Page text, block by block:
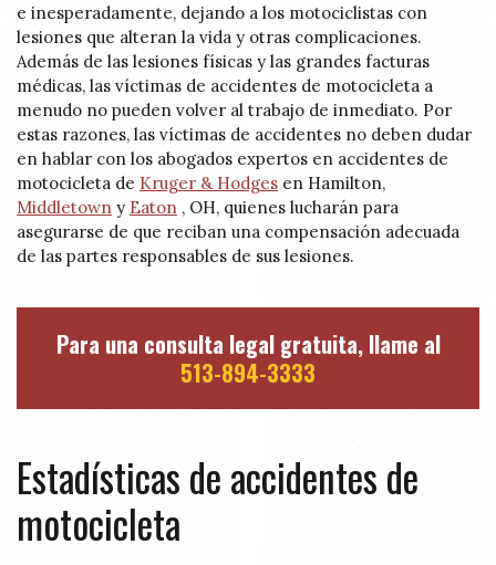
e inesperadamente, dejando a los motociclistas con
lesiones que alteran la vida y otras complicaciones.
Además de las lesiones físicas y las grandes facturas
médicas, las víctimas de accidentes de motocicleta a
menudo no pueden volver al trabajo de inmediato. Por
estas razones, las víctimas de accidentes no deben dudar
en hablar con los abogados expertos en accidentes de
motocicleta de Kruger & Hodges en Hamilton,
Middletown y Eaton , OH, quienes lucharán para
asegurarse de que reciban una compensación adecuada
de las partes responsables de sus lesiones.
Para una consulta legal gratuita, llame al
513-894-3333
Estadísticas de accidentes de
motocicleta